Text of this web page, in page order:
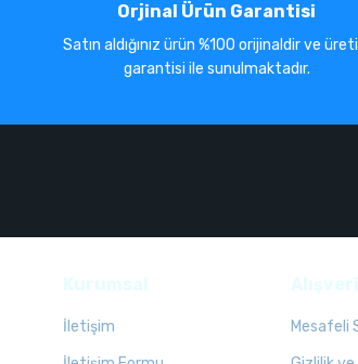
Orjinal Ürün Garantisi
Satın aldığınız ürün %100 orijinaldir ve
garantisi ile sunulmaktadır.
İletişim
Mesafeli